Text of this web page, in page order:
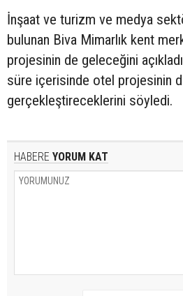
İnşaat ve turizm ve medya
bulunan Biva Mimarlık kent
projesinin de geleceğini
süre içerisinde otel projesinin
gerçekleştireceklerini söyledi.
HABERE YORUM KAT